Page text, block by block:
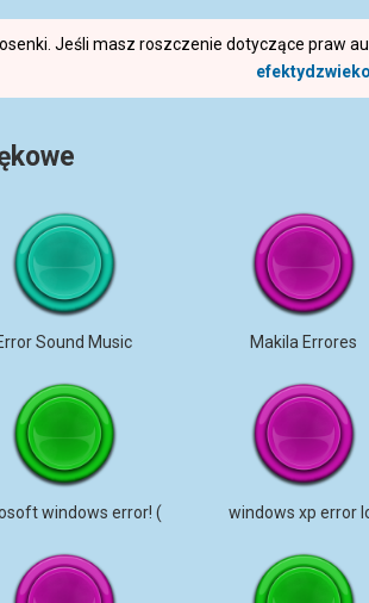
Jeśli masz roszczenie dotyczące praw
Sound Music Makila Errores
windows error! ( windows xp error